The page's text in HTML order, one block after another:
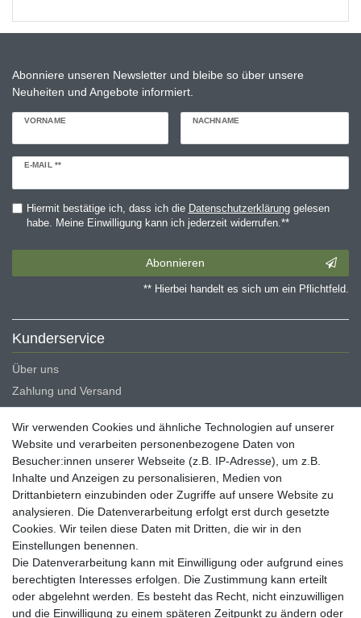
Abonniere unseren Newsletter und bleibe so über unsere
Neuheiten und Angebote informiert.
VORNAME NACHNAME
E-MAIL **
Newsletter
Hiermit bestätige ich, dass ich die Daten­schutz­erklärunggelesen
habe. Meine Einwilligung kann ich jederzeit widerrufen.**
Abonnieren
** Hierbei handelt es sich um ein Pflichtfeld.
Kunderservice
Über uns
Zahlung und Versand
Erklärung zur Barrierefreiheit
Blog
Rechtliche Angaben
Widerrufsrecht
Datenschutzerklärung
AGB
Impressum
Vertrag widerrufen
Wir verwenden Cookies und ähnliche Technologien auf unserer
Website und verarbeiten personenbezogene Daten von
Besucher:innen unserer Webseite (z.B. IP-Adresse), um z.B.
Inhalte und Anzeigen zu personalisieren, Medien von
Drittanbietern einzubinden oder Zugriffe auf unsere Website zu
analysieren. Die Datenverarbeitung erfolgt erst durch gesetzte
Cookies. Wir teilen diese Daten mit Dritten, die wir in den
Einstellungen benennen.
Die Datenverarbeitung kann mit Einwilligung oder aufgrund eines
berechtigten Interesses erfolgen. Die Zustimmung kann erteilt
oder abgelehnt werden. Es besteht das Recht, nicht einzuwilligen
und die Einwilligung zu einem späteren Zeitpunkt zu ändern oder